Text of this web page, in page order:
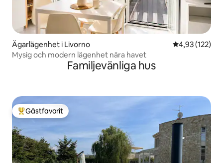
Ägarlägenhet i Livorno 4,93 av 5 i
4,93 (122)
Mysig och modern lägenhet nära havet
Familjevänliga hus
Populär gästfavorit
Gästfavorit